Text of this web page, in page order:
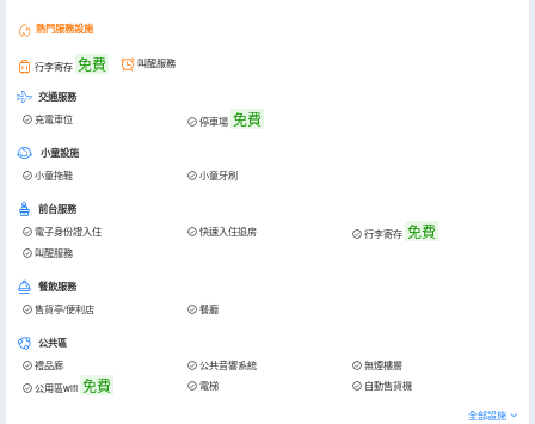
熱門服務設施
行李寄存 免費 叫醒服務
交通服務
充電車位 停車場 免費
小童設施
小童拖鞋 小童牙刷
前台服務
電子身份證入住 快速入住退房 行李寄存 免費
叫醒服務
餐飲服務
售貨亭/便利店 餐廳
公共區
禮品廊 公共音響系統
無煙樓層
公用區wifi 免費 電梯 自動售貨機
全部設施